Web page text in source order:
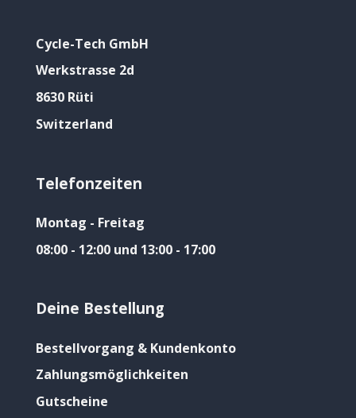
Cycle-Tech GmbH
Werkstrasse 2d
8630 Rüti
Switzerland
Telefonzeiten
Montag - Freitag
08:00 - 12:00 und 13:00 - 17:00
Deine Bestellung
Bestellvorgang & Kundenkonto
Zahlungsmöglichkeiten
Gutscheine